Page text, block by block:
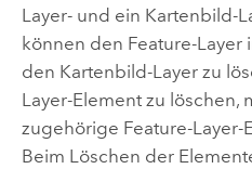
Layer- und ein Kartenbild-
können den Feature-Layer
den Kartenbild-Layer zu
Layer-Element zu löschen,
zugehörige Feature-
Beim Löschen der